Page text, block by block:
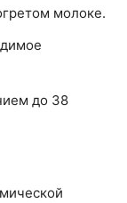
молоке.
до 38